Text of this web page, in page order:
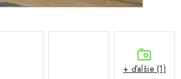
+ ďalšie (1)